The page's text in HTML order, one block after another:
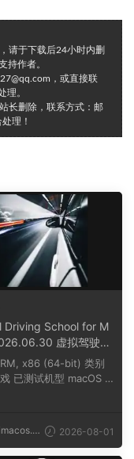
请于下载后24小时内删
持作者。
，或直接联
理。
长删除，联系方式：邮
理！
Driving School for M
虚拟驾驶学
x86 (64-bit) 类别
已测试机型 macOS T
2026-08-01